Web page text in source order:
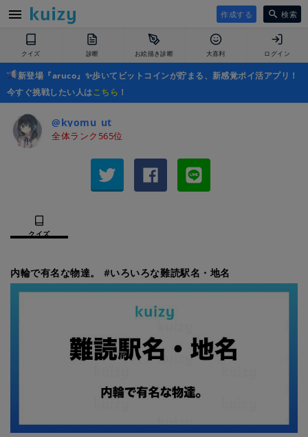
作成する 検索
クイズ 診断 お絵描き診断 大喜利 ログイン
新登場『aruco』✨歩いてビットコインが貯まる、新感覚ポイ活アプリ！
今すぐ挑戦したい人はこちら ！
@kyomu_ut
全体ランク565位
クイズ
内輪で有名な物達。 #いろいろな難読駅名・地名